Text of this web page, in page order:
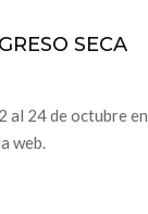
SECA
al 24 de octubre en
web.